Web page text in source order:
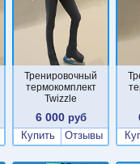
Тренировочный
термокомплект
Twizzle
6 000руб
Купить
Отзывы